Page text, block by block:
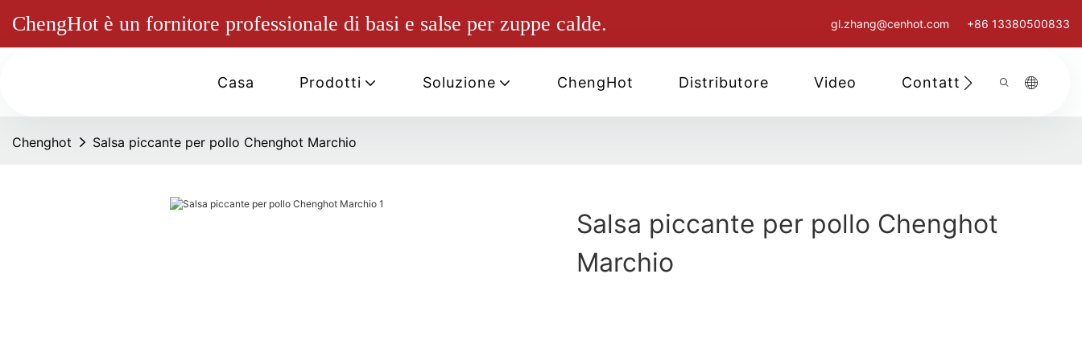
ChengHot è un fornitore professionale di basi e salse per zuppe calde. gl.zhang@cenhot.com +86 13380500833
Casa Prodotti Soluzione ChengHot Distributore Video Contattaci
Chenghot Salsa piccante per pollo Chenghot Marchio
Salsa piccante per pollo Chenghot
Marchio